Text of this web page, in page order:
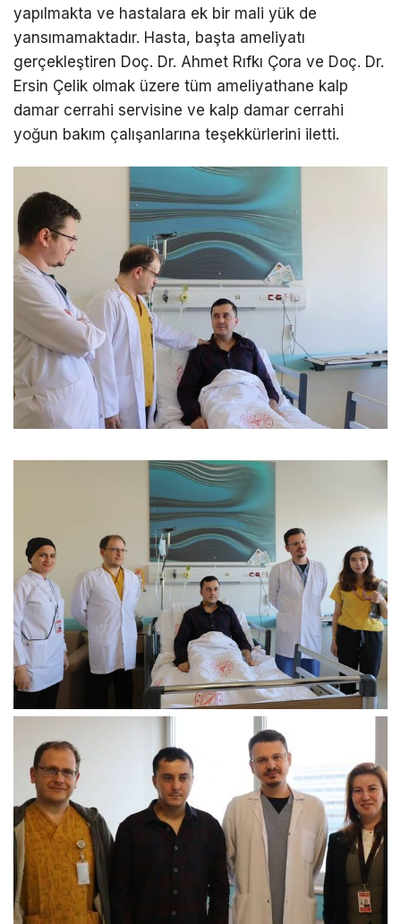
yapılmakta ve hastalara ek bir mali yük de
yansımamaktadır. Hasta, başta ameliyatı
gerçekleştiren Doç. Dr. Ahmet Rıfkı Çora ve Doç. Dr.
Ersin Çelik olmak üzere tüm ameliyathane kalp
damar cerrahi servisine ve kalp damar cerrahi
yoğun bakım çalışanlarına teşekkürlerini iletti.